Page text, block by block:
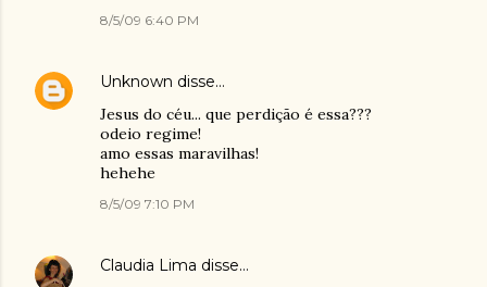
8/5/09 6:40 PM
Unknown disse…
Jesus do céu... que perdição é essa???
odeio regime!
amo essas maravilhas!
hehehe
8/5/09 7:10 PM
Claudia Lima disse…